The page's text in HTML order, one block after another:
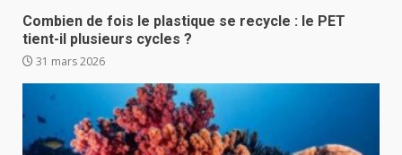
Combien de fois le plastique se recycle : le PET
tient-il plusieurs cycles ?
31 mars 2026